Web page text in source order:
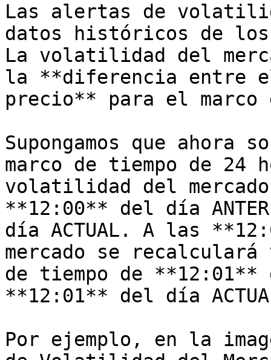
Las alertas de
datos históricos de
La volatilidad del
la **diferencia entre
precio** para el marco
Supongamos que ahora
marco de tiempo de
volatilidad del
**12:00** del día
día ACTUAL. A las
mercado se
de tiempo de **12:01**
**12:01** del día
Por ejemplo, en la